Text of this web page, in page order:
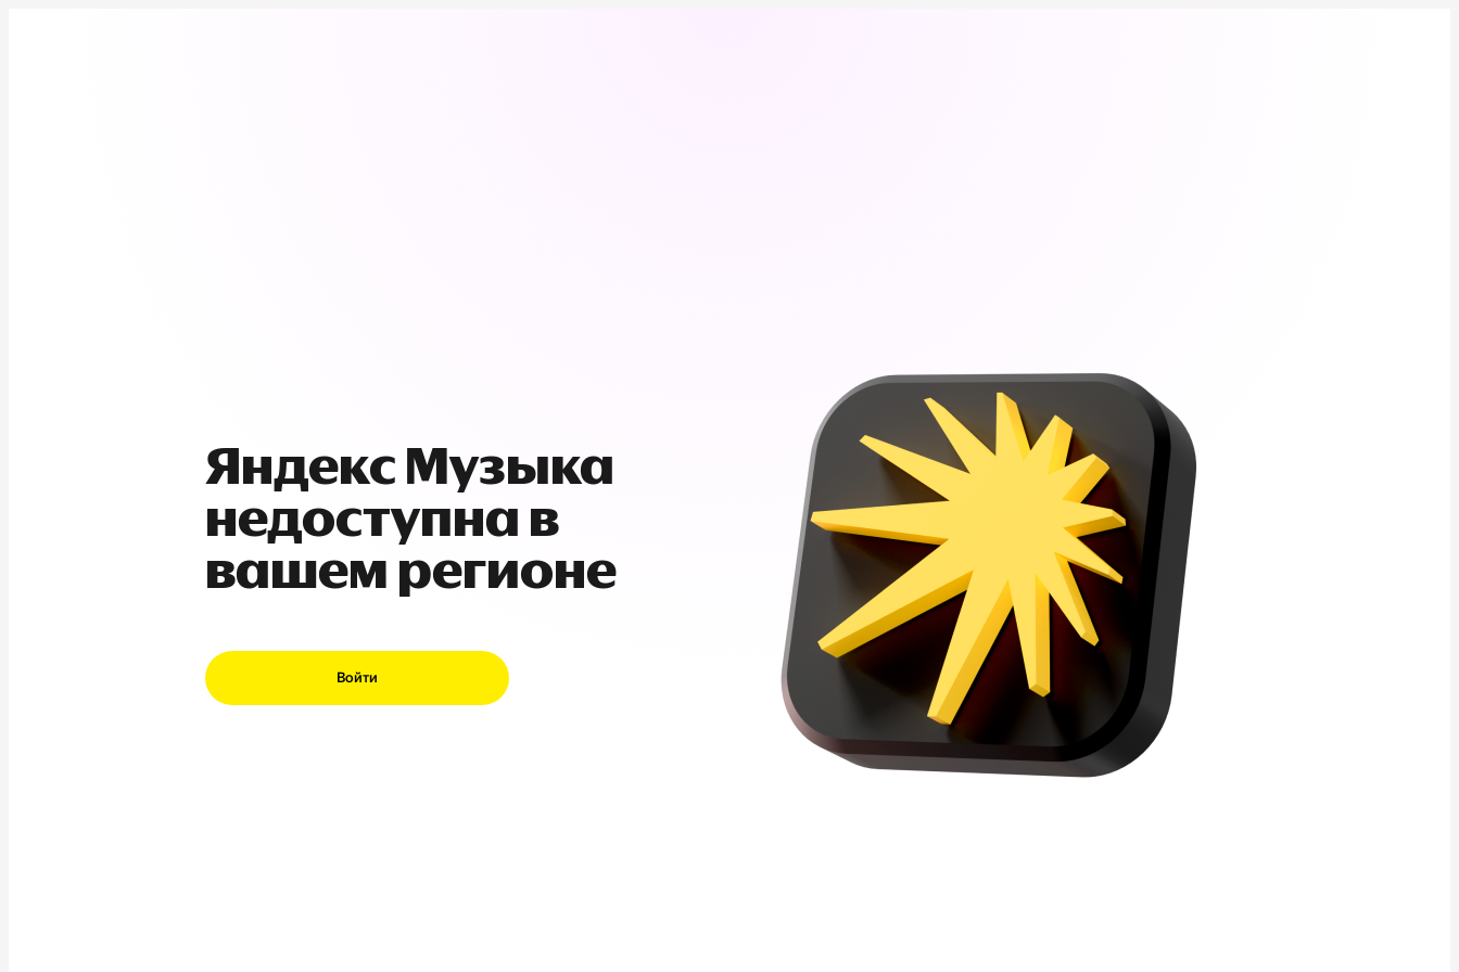
Яндекс Музыка
недоступна в
вашем регионе
Войти